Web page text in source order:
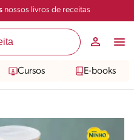
nossos livros de receitas
Cursos E-books
Compartilhar